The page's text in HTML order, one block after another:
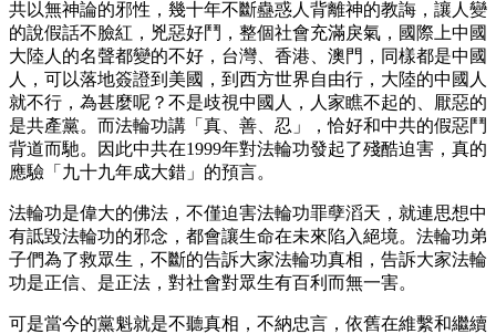
共以無神論的邪性，幾十年不斷蠱惑人背離神的教誨，讓人變
的說假話不臉紅，兇惡好鬥，整個社會充滿戾氣，國際上中國
大陸人的名聲都變的不好，台灣、香港、澳門，同樣都是中國
人，可以落地簽證到美國，到西方世界自由行，大陸的中國人
就不行，為甚麼呢？不是歧視中國人，人家瞧不起的、厭惡的
是共產黨。而法輪功講「真、善、忍」，恰好和中共的假惡鬥
背道而馳。因此中共在1999年對法輪功發起了殘酷迫害，真的
應驗「九十九年成大錯」的預言。
法輪功是偉大的佛法，不僅迫害法輪功罪孽滔天，就連思想中
有詆毀法輪功的邪念，都會讓生命在未來陷入絕境。法輪功弟
子們為了救眾生，不斷的告訴大家法輪功真相，告訴大家法輪
功是正信、是正法，對社會對眾生有百利而無一害。
可是當今的黨魁就是不聽真相，不納忠言，依舊在維繫和繼續